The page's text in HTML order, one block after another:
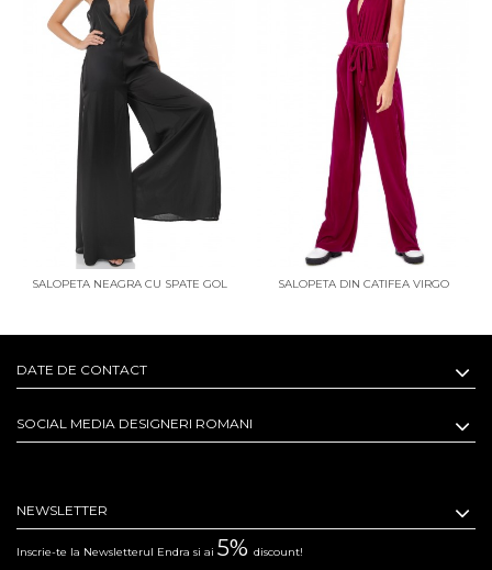
SALOPETA NEAGRA CU SPATE GOL SALOPETA DIN CATIFEA VIRGO
DATE DE CONTACT
SOCIAL MEDIA DESIGNERI ROMANI
NEWSLETTER
Inscrie-te la Newsletterul Endra si ai 5% discount!